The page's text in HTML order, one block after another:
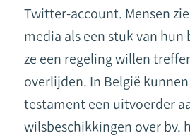
Twitter-account. Mensen
media als een stuk van
ze een regeling willen
overlijden. In België
testament een uitvoerder
wilsbeschikkingen over bv.